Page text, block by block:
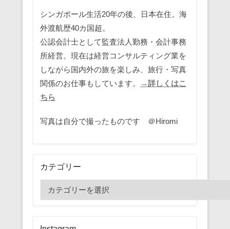
シンガポール生活20年の後、日本在住。海
外渡航歴40カ国超。
公認会計士として監査法人勤務・会計事務
所経営。現在は経営コンサルティング業を
しながら国内外の旅を楽しみ、旅行・写真
関係のお仕事もしています。
→詳しくはこ
ちら
写真は自分で撮ったものです ＠Hiromi
カテゴリー
テ